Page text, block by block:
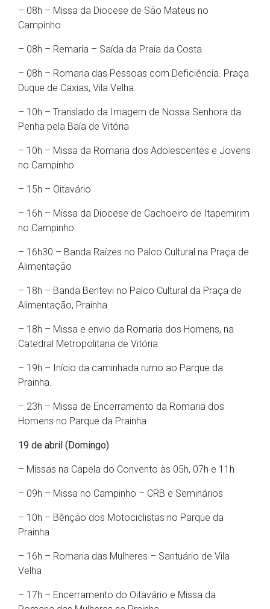
– 08h – Missa da Diocese de São Mateus no
Campinho
– 08h – Remaria – Saída da Praia da Costa
– 08h – Romaria das Pessoas com Deficiência. Praça
Duque de Caxias, Vila Velha.
– 10h – Translado da Imagem de Nossa Senhora da
Penha pela Baía de Vitória
– 10h – Missa da Romaria dos Adolescentes e Jovens
no Campinho
– 15h – Oitavário
– 16h – Missa da Diocese de Cachoeiro de Itapemirim
no Campinho
– 16h30 – Banda Raízes no Palco Cultural na Praça de
Alimentação
– 18h – Banda Bentevi no Palco Cultural da Praça de
Alimentação, Prainha
– 18h – Missa e envio da Romaria dos Homens, na
Catedral Metropolitana de Vitória
– 19h – Início da caminhada rumo ao Parque da
Prainha.
– 23h – Missa de Encerramento da Romaria dos
Homens no Parque da Prainha
19 de abril (Domingo)
– Missas na Capela do Convento às 05h, 07h e 11h
– 09h – Missa no Campinho – CRB e Seminários
– 10h – Bênção dos Motociclistas no Parque da
Prainha
– 16h – Romaria das Mulheres – Santuário de Vila
Velha
– 17h – Encerramento do Oitavário e Missa da